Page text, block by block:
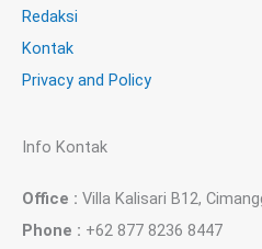
Redaksi
Kontak
Privacy and Policy
Info Kontak
Office : Villa Kalisari B12,
Phone : +62 877 8236 8447